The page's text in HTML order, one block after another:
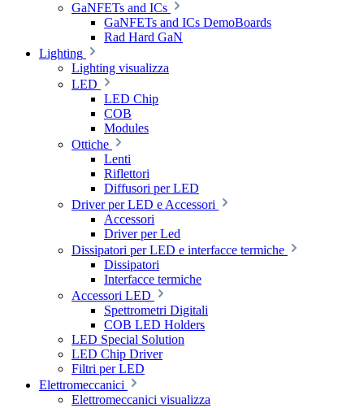
GaNFETs and ICs
GaNFETs and ICs DemoBoards
Rad Hard GaN
Lighting
Lighting visualizza
LED
LED Chip
COB
Modules
Ottiche
Lenti
Riflettori
Diffusori per LED
Driver per LED e Accessori
Accessori
Driver per Led
Dissipatori per LED e interfacce termiche
Dissipatori
Interfacce termiche
Accessori LED
Spettrometri Digitali
COB LED Holders
LED Special Solution
LED Chip Driver
Filtri per LED
Elettromeccanici
Elettromeccanici visualizza